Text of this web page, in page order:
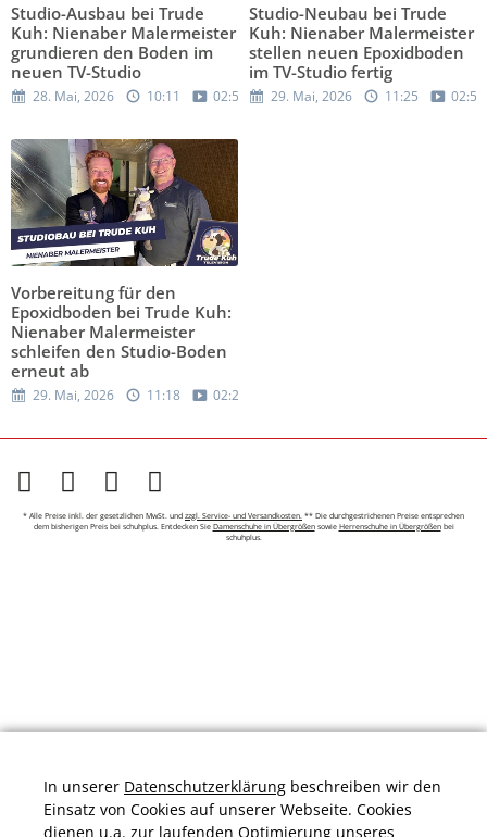
Studio-Ausbau bei Trude
Kuh: Nienaber Malermeister
grundieren den Boden im
neuen TV-Studio
28. Mai, 2026 10:11 02:56
Studio-Neubau bei Trude
Kuh: Nienaber Malermeister
stellen neuen Epoxidboden
im TV-Studio fertig
29. Mai, 2026 11:25 02:59
Vorbereitung für den
Epoxidboden bei Trude Kuh:
Nienaber Malermeister
schleifen den Studio-Boden
erneut ab
29. Mai, 2026 11:18 02:27
* Alle Preise inkl. der gesetzlichen MwSt. und zzgl. Service- und Versandkosten. ** Die durchgestrichenen Preise entsprechen
dem bisherigen Preis bei schuhplus. Entdecken Sie Damenschuhe in Übergrößensowie Herrenschuhe in Übergrößenbei
schuhplus.
In unserer Datenschutzerklärung beschreiben wir den
Einsatz von Cookies auf unserer Webseite. Cookies
dienen u.a. zur laufenden Optimierung unseres